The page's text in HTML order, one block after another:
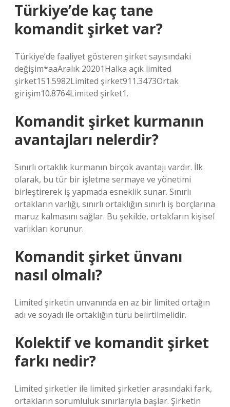
Türkiye’de kaç tane
komandit şirket var?
Türkiye’de faaliyet gösteren şirket sayısındaki
değişim*aaAralık 20201Halka açık limited
şirket151.5982Limited şirket911.3473Ortak
girişim10.8764Limited şirket1.
Komandit şirket kurmanın
avantajları nelerdir?
Sınırlı ortaklık kurmanın birçok avantajı vardır. İlk
olarak, bu tür bir işletme sermaye ve yönetimi
birleştirerek iş yapmada esneklik sunar. Sınırlı
ortakların varlığı, sınırlı ortaklığın sınırlı iş borçlarına
maruz kalmasını sağlar. Bu şekilde, ortakların kişisel
varlıkları korunur.
Komandit şirket ünvanı
nasıl olmalı?
Limited şirketin unvanında en az bir limited ortağın
adı ve soyadı ile ortaklığın türü belirtilmelidir.
Kolektif ve komandit şirket
farkı nedir?
Limited şirketler ile limited şirketler arasındaki fark,
ortakların sorumluluk sınırlarıyla başlar. Şirketin